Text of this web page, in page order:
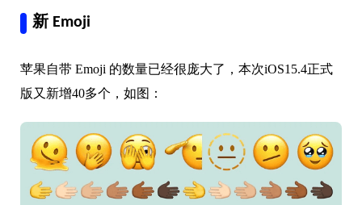
新 Emoji
苹果自带 Emoji 的数量已经很庞大了，本次iOS15.4正式
版又新增40多个，如图：